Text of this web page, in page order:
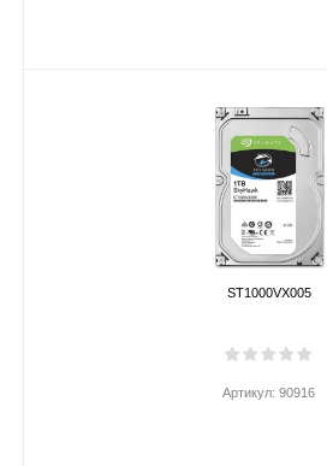
ST1000VX005
Артикул: 90916